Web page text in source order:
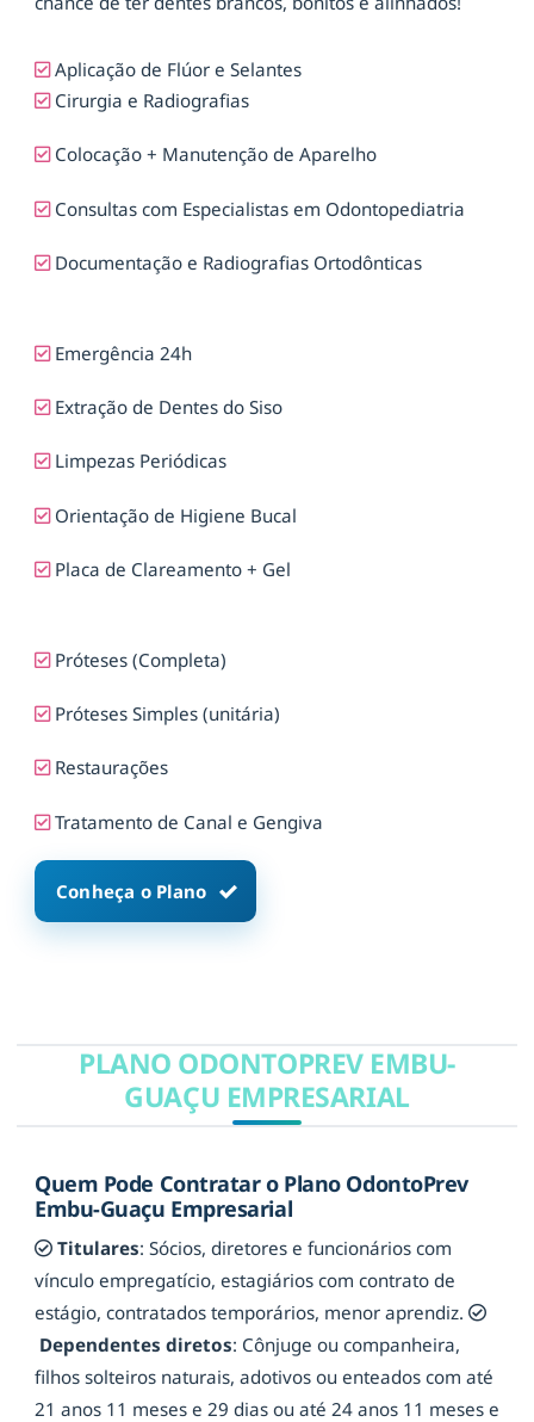
Aplicação de Flúor e Selantes
Cirurgia e Radiografias
Colocação + Manutenção de Aparelho
Consultas com Especialistas em Odontopediatria
Documentação e Radiografias Ortodônticas
Emergência 24h
Extração de Dentes do Siso
Limpezas Periódicas
Orientação de Higiene Bucal
Placa de Clareamento + Gel
Próteses (Completa)
Próteses Simples (unitária)
Restaurações
Tratamento de Canal e Gengiva
Conheça o Plano
PLANO ODONTOPREV EMBU-
GUAÇU EMPRESARIAL
Quem Pode Contratar o Plano OdontoPrev
Embu-Guaçu Empresarial
Titulares: Sócios, diretores e funcionários com
vínculo empregatício, estagiários com contrato de
estágio, contratados temporários, menor aprendiz.
Dependentes diretos: Cônjuge ou companheira,
filhos solteiros naturais, adotivos ou enteados com até
21 anos 11 meses e 29 dias ou até 24 anos 11 meses e